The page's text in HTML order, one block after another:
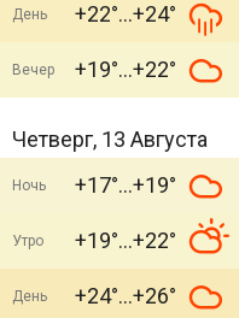
День +22° +24°
Вечер +19° +22°
Четверг, 13 Августа
Ночь +17° +19°
Утро +19° +22°
День +24° +26°